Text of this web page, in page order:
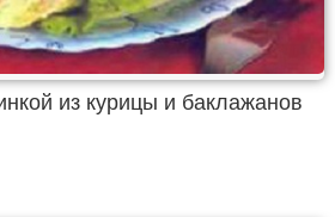
из курицы и баклажанов